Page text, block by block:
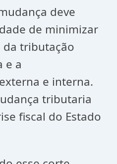
deve
de minimizar
tributação
e a
e interna.
tributaria
fiscal do Estado